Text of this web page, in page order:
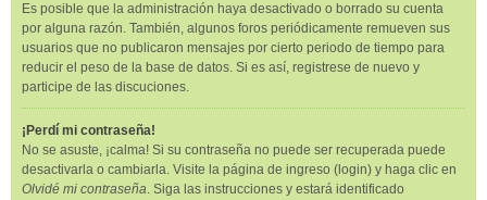
Es posible que la administración haya desactivado o borrado su cuenta
por alguna razón. También, algunos foros periódicamente remueven sus
usuarios que no publicaron mensajes por cierto periodo de tiempo para
reducir el peso de la base de datos. Si es así, registrese de nuevo y
participe de las discuciones.
¡Perdí mi contraseña!
No se asuste, ¡calma! Si su contraseña no puede ser recuperada puede
desactivarla o cambiarla. Visite la página de ingreso (login) y haga clic en
Olvidé mi contraseña. Siga las instrucciones y estará identificado